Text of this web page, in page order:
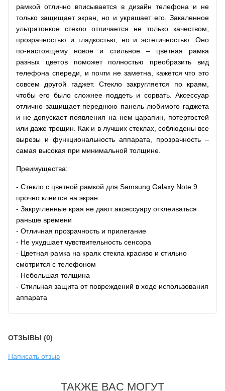
рамкой отлично вписывается в дизайн телефона и не
только защищает экран, но и украшает его. Закаленное
ультратонкое стекло отличается не только качеством,
прозрачностью и гладкостью, но и эстетичностью. Оно
по-настоящему новое и стильное – цветная рамка
разных цветов поможет полностью преобразить вид
телефона спереди, и почти не заметна, кажется что это
совсем другой гаджет. Стекло закругляется по краям,
чтобы его было сложнее поддеть и сорвать. Аксессуар
отлично защищает переднюю панель любимого гаджета
и не допускает появления на нем царапин, потертостей
или даже трещин. Как и в лучших стеклах, соблюдены все
вырезы и функциональность аппарата, прозрачность –
самая высокая при минимальной толщине.
Преимущества:
- Стекло с цветной рамкой для Samsung Galaxy Note 9
прочно клеится на экран
- Закругленные края не дают аксессуару отклеиваться
раньше времени
- Отличная прозрачность и прилегание
- Не ухудшает чувствительность сенсора
- Цветная рамка на краях стекла красиво и стильно
смотрится с телефоном
- Небольшая толщина
- Стильная защита от повреждений в ходе использования
аппарата
ОТЗЫВЫ (0)
Написать отзыв
ТАКЖЕ ВАС МОГУТ